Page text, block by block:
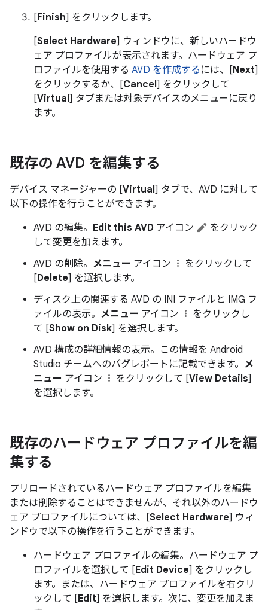
[Finish] をクリックします。
[Select Hardware] ウィンドウに、新しいハードウ
ェア プロファイルが表示されます。ハードウェア プ
ロファイルを使用する AVD を作成する には、[Next]
をクリックするか、[Cancel ] をクリックして
[Virtual ] タブまたは対象デバイスのメニューに戻り
ます。
既存の AVD を編集する
デバイス マネージャーの [Virtual ] タブで、AVD に対して
以下の操作を行うことができます。
AVD の編集。 Edit this AVD アイコン
をクリック
して変更を加えます。
AVD の削除。 メニュー アイコン
をクリックして
[Delete] を選択します。
ディスク上の関連する AVD の INI ファイルと IMG フ
ァイルの表示。 メニュー アイコン
をクリックし
て [Show on Disk] を選択します。
AVD 構成の詳細情報の表示。この情報を Android
Studio チームへのバグレポートに記載できます。 メ
ニュー アイコン をクリックして [View Details]
を選択します。
既存のハードウェア プロファイルを編
集する
プリロードされているハードウェア プロファイルを編集
または削除することはできませんが、それ以外のハードウ
ェア プロファイルについては、[Select Hardware] ウィ
ンドウで以下の操作を行うことができます。
ハードウェア プロファイルの編集。ハードウェア プ
ロファイルを選択して [Edit Device] をクリックし
ます。または、ハードウェア プロファイルを右クリ
ックして [Edit] を選択します。次に、変更を加えま